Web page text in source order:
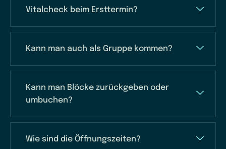
Vitalcheck beim Ersttermin?
Kann man auch als Gruppe kommen?
Kann man Blöcke zurückgeben oder
umbuchen?
Wie sind die Öffnungszeiten?